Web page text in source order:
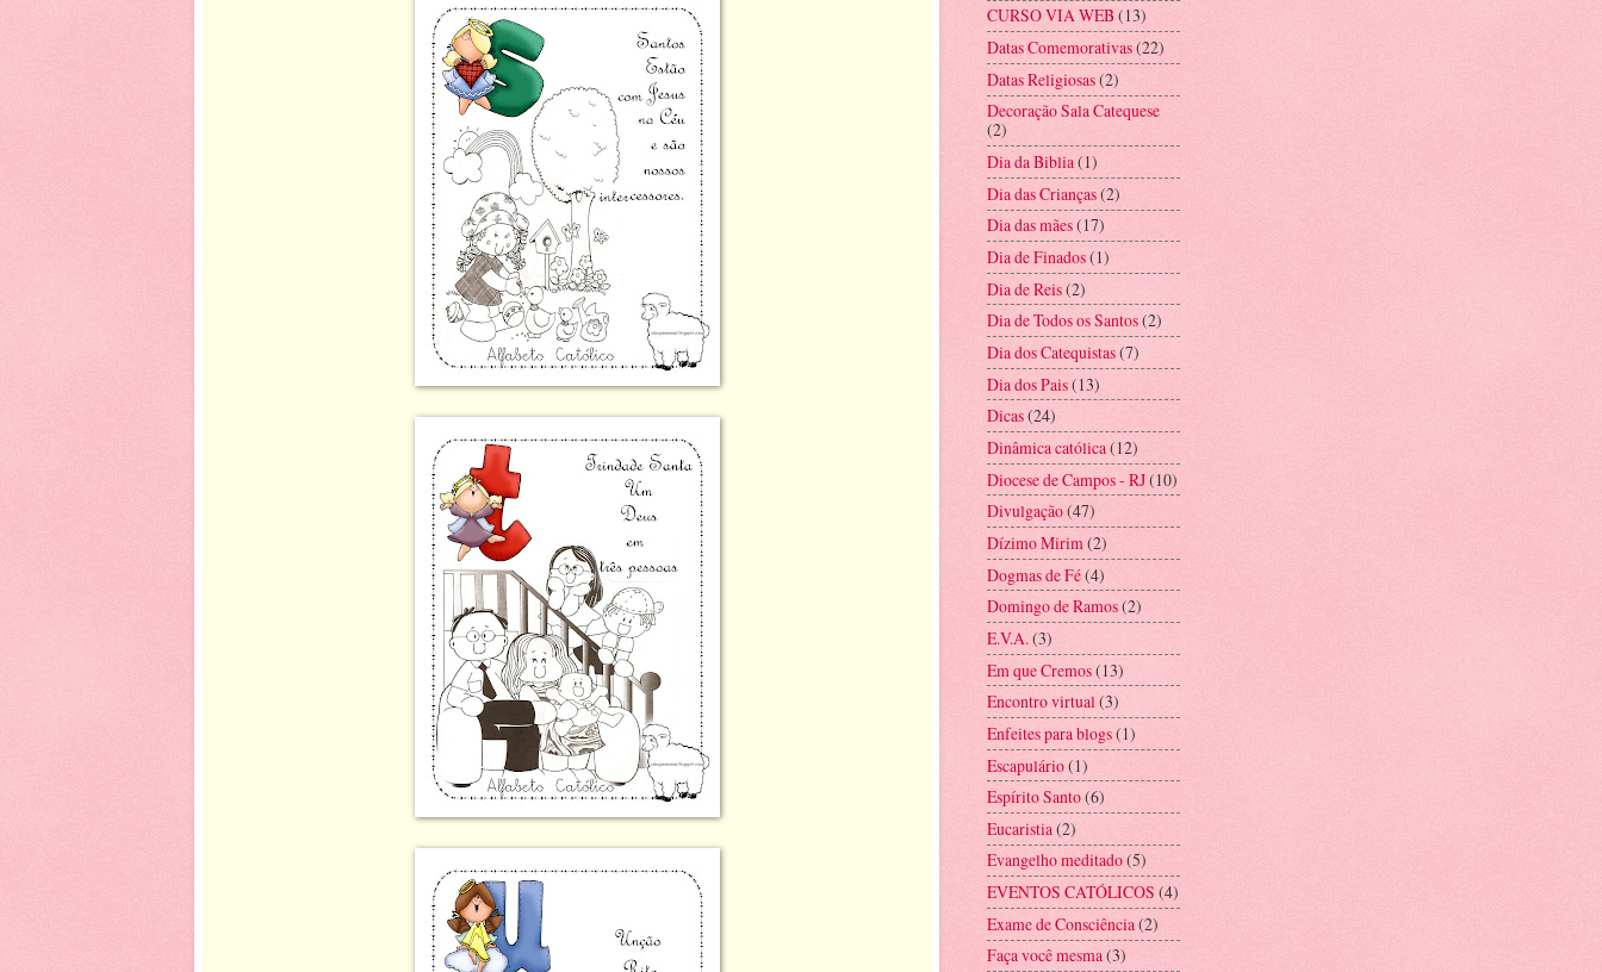
CURSO VIA WEB(13)
Datas Comemorativas(22)
Datas Religiosas(2)
Decoração Sala Catequese
(2)
Dia da Biblia(1)
Dia das Crianças(2)
Dia das mães(17)
Dia de Finados(1)
Dia de Reis(2)
Dia de Todos os Santos(2)
Dia dos Catequistas(7)
Dia dos Pais(13)
Dicas(24)
Dinâmica católica(12)
Diocese de Campos - RJ(10)
Divulgação(47)
Dízimo Mirim(2)
Dogmas de Fé(4)
Domingo de Ramos(2)
E.V.A.(3)
Em que Cremos(13)
Encontro virtual(3)
Enfeites para blogs(1)
Escapulário(1)
Espírito Santo(6)
Eucaristia(2)
Evangelho meditado(5)
EVENTOS CATÓLICOS (4)
Exame de Consciência(2)
Faça você mesma(3)